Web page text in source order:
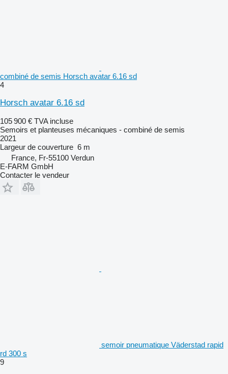
combiné de semis Horsch avatar 6.16 sd
4
Horsch avatar 6.16 sd
105 900 € TVA incluse
Semoirs et planteuses mécaniques - combiné de semis
2021
Largeur de couverture 6 m
France, Fr-55100 Verdun
E-FARM GmbH
Contacter le vendeur
semoir pneumatique Väderstad rapid
rd 300 s
9